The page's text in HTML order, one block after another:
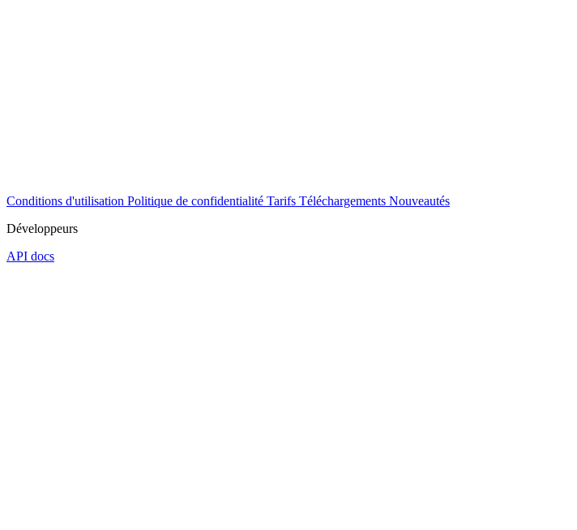
Conditions d'utilisation Politique de confidentialité Tarifs Téléchargements Nouveautés
Développeurs
API docs